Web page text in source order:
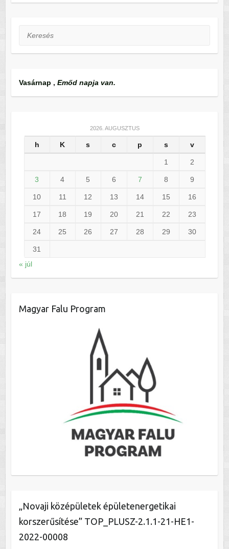
Keresés
Vasárnap , Emőd napja van.
2026. AUGUSZTUS
h K s c p s v
1 2
3 4 5 6 7 8 9
10 11 12 13 14 15 16
17 18 19 20 21 22 23
24 25 26 27 28 29 30
31
« júl
Magyar Falu Program
„Novaji középületek épületenergetikai
korszerűsítése” TOP_PLUSZ-2.1.1-21-HE1-
2022-00008